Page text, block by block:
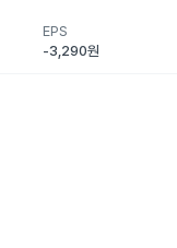
EPS
-3,290원